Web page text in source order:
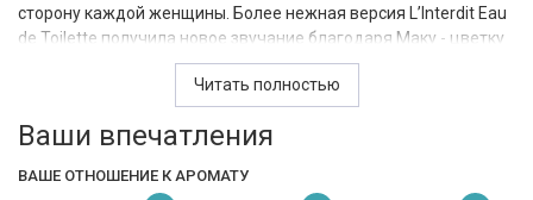
сторону каждой женщины. Более нежная версия L’Interdit Eau
de Toilette получила новое звучание благодаря Маку - цветку
с прозрачными лепестками и контрастной черной
Givenchy L'Interditстала американская
актриса Руни Мара. Флакон новинки имеет округлые
очертания, которые придают обтекаемость квадратной
Читать полностью
Ваши впечатления
ВАШЕ ОТНОШЕНИЕ К АРОМАТУ